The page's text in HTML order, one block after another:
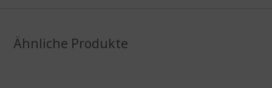
Ähnliche Produkte